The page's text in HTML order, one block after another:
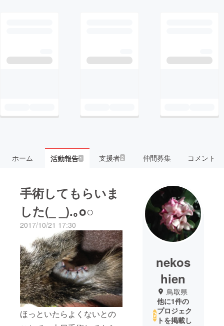
ホーム 活動報告1 支援者2 仲間募集 コメント
手術してもらいま
した(_ _).｡o○
2017/10/21 17:30
ほっといたらよくないとの
nekos
hien
鳥取県
他に1件の
プロジェク
トを掲載し